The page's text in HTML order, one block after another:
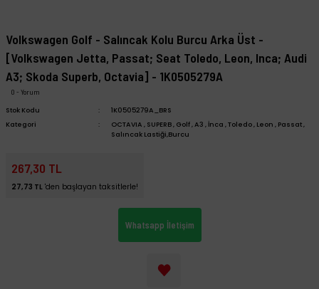
Volkswagen Golf - Salıncak Kolu Burcu Arka Üst -
[Volkswagen Jetta, Passat; Seat Toledo, Leon, Inca; Audi
A3; Skoda Superb, Octavia] - 1K0505279A
0 - Yorum
Stok Kodu
1K0505279A_BRS
Kategori
OCTAVIA , SUPERB, Golf,A3 , İnca ,Toledo, Leon , Passat,
Salıncak Lastiği,Burcu
267,30 TL
27,73 TL 'den başlayan taksitlerle!
Whatsapp İletişim